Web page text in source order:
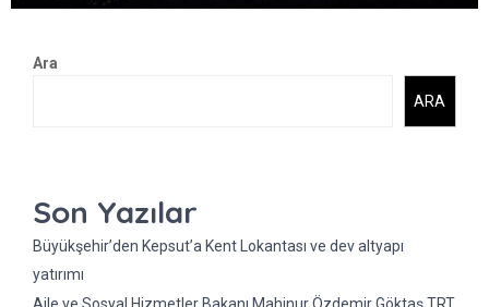
Ara
ARA
Son Yazılar
Büyükşehir’den Kepsut’a Kent Lokantası ve dev altyapı
yatırımı